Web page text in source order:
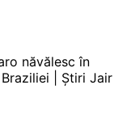
năvălesc în
| Știri Jair